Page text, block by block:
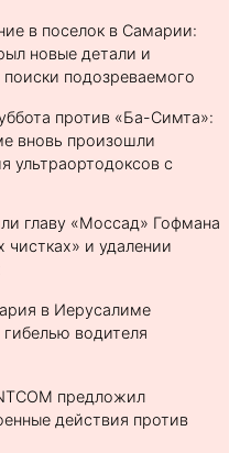
в поселок в Самарии:
новые детали и
подозреваемого
против «Ба-Симта»:
вновь произошли
ультраортодоксов с
главу «Моссад» Гофмана
чистках» и удалении
в Иерусалиме
гибелью водителя
предложил
действия против